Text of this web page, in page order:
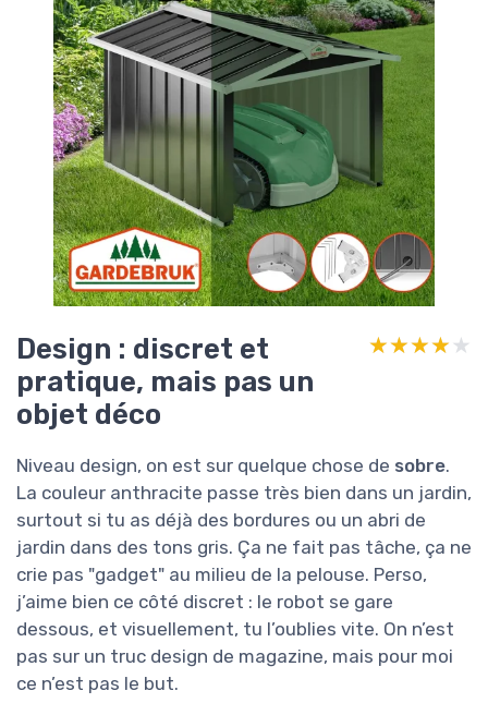
Design : discret et
pratique, mais pas un
objet déco
★★★★★
★★★★★
Niveau design, on est sur quelque chose de sobre.
La couleur anthracite passe très bien dans un jardin,
surtout si tu as déjà des bordures ou un abri de
jardin dans des tons gris. Ça ne fait pas tâche, ça ne
crie pas "gadget" au milieu de la pelouse. Perso,
j’aime bien ce côté discret : le robot se gare
dessous, et visuellement, tu l’oublies vite. On n’est
pas sur un truc design de magazine, mais pour moi
ce n’est pas le but.